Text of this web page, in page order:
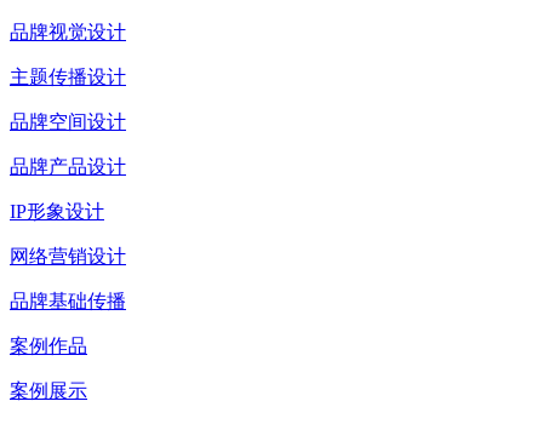
品牌视觉设计
主题传播设计
品牌空间设计
品牌产品设计
IP形象设计
网络营销设计
品牌基础传播
案例作品
案例展示